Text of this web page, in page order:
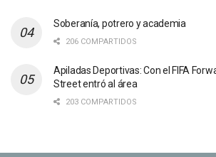
Soberanía, potrero y academia
206 COMPARTIDOS
Apiladas Deportivas: Con el FIFA
Street entró al área
203 COMPARTIDOS